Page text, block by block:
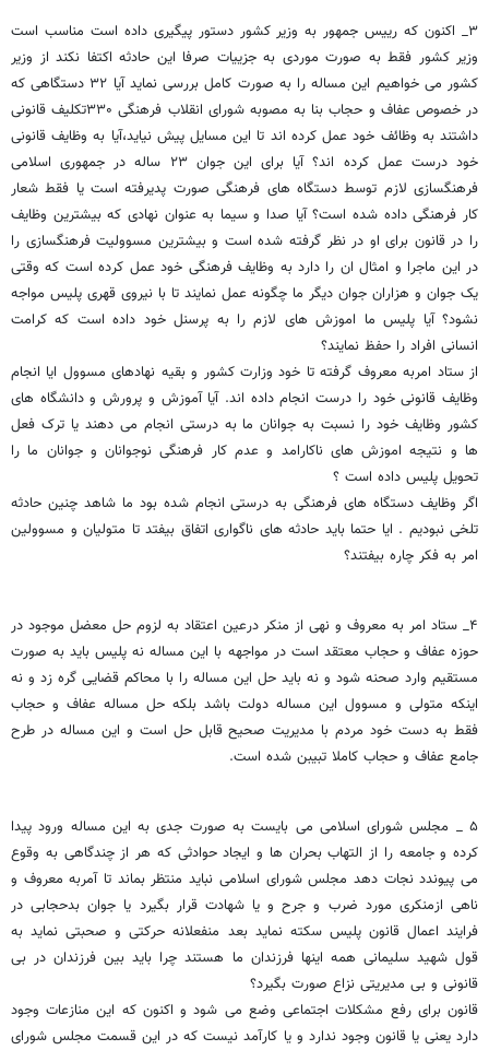
۳_ اکنون که رییس جمهور به وزیر کشور دستور پیگیری داده است مناسب است
وزیر کشور فقط به صورت موردی به جزییات صرفا این حادثه اکتفا نکند از وزیر
کشور می خواهیم این مساله را به صورت کامل بررسی نماید آیا ۳۲ دستگاهی که
در خصوص عفاف و حجاب بنا به مصوبه شورای انقلاب فرهنگی ۳۳۰تکلیف قانونی
داشتند به وظائف خود عمل کرده اند تا این مسایل پیش نیاید،آیا به وظایف قانونی
خود درست عمل کرده اند؟ آیا برای این جوان ۲۳ ساله در جمهوری اسلامی
فرهنگسازی لازم توسط دستگاه های فرهنگی صورت پدیرفته است یا فقط شعار
کار فرهنگی داده شده است؟ آیا صدا و سیما به عنوان نهادی که بیشترین وظایف
را در قانون برای او در نظر گرفته شده است و بیشترین مسوولیت فرهنگسازی را
در این ماجرا و امثال ان را دارد به وظایف فرهنگی خود عمل کرده است که وقتی
یک جوان و هزاران جوان دیگر ما چگونه عمل نمایند تا با نیروی قهری پلیس مواجه
نشود؟ آیا پلیس ما اموزش های لازم را به پرسنل خود داده است که کرامت
انسانی افراد را حفظ نمایند؟
از ستاد امربه معروف گرفته تا خود وزارت کشور و بقیه نهادهای مسوول ایا انجام
وظایف قانونی خود را درست انجام داده اند. آیا آموزش و پرورش و دانشگاه های
کشور وظایف خود را نسبت به جوانان ما به درستی انجام می دهند یا ترک فعل
ها و نتیجه اموزش های ناکارامد و عدم کار فرهنگی نوجوانان و جوانان ما را
تحویل پلیس داده است ؟
اگر وظایف دستگاه های فرهنگی به درستی انجام شده بود ما شاهد چنین حادثه
تلخی نبودیم . ایا حتما باید حادثه های ناگواری اتفاق بیفتد تا متولیان و مسوولین
امر به فکر چاره بیفتند؟
۴_ ستاد امر به معروف و نهی از منکر درعین اعتقاد به لزوم حل معضل موجود در
حوزه عفاف و حجاب معتقد است در مواجهه با این مساله نه پلیس باید به صورت
مستقیم وارد صحنه شود و نه باید حل این مساله را با محاکم قضایی گره زد و نه
اینکه متولی و مسوول این مساله دولت باشد بلکه حل مساله عفاف و حجاب
فقط به دست خود مردم با مدیریت صحیح قابل حل است و این مساله در طرح
جامع عفاف و حجاب کاملا تبیبن شده است.
۵ _ مجلس شورای اسلامی می بایست به صورت جدی به این مساله ورود پیدا
کرده و جامعه را از التهاب بحران ها و ایجاد حوادثی که هر از چندگاهی به وقوع
می پیوندد نجات دهد مجلس شورای اسلامی نباید منتظر بماند تا آمربه معروف و
ناهی ازمنکری مورد ضرب و جرح و یا شهادت قرار بگیرد یا جوان بدحجابی در
فرایند اعمال قانون پلیس سکته نماید بعد منفعلانه حرکتی و صحبتی نماید به
قول شهید سلیمانی همه اینها فرزندان ما هستند چرا باید بین فرزندان در بی
قانونی و بی مدیریتی نزاع صورت بگیرد؟
قانون برای رفع مشکلات اجتماعی وضع می شود و اکنون که این منازعات وجود
دارد یعنی یا قانون وجود ندارد و یا کارآمد نیست که در این قسمت مجلس شورای